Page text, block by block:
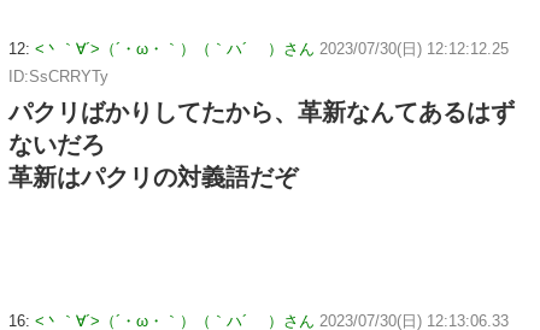
12: <丶｀∀´>（´・ω・｀）（｀ハ´ ）さん 2023/07/30(日) 12:12:12.25
ID:SsCRRYTy
パクリばかりしてたから、革新なんてあるはず
ないだろ
革新はパクリの対義語だぞ
16: <丶｀∀´>（´・ω・｀）（｀ハ´ ）さん 2023/07/30(日) 12:13:06.33